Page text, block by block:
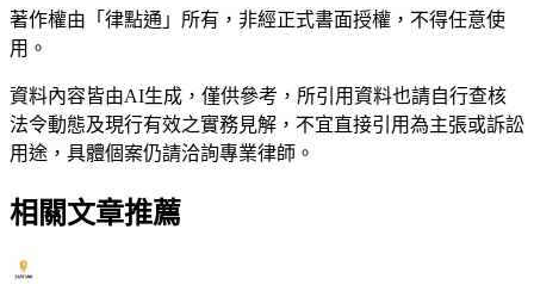
著作權由「律點通」所有，非經正式書面授權，不得任意使
用。
資料內容皆由AI生成，僅供參考，所引用資料也請自行查核
法令動態及現行有效之實務見解，不宜直接引用為主張或訴訟
用途，具體個案仍請洽詢專業律師。
相關文章推薦